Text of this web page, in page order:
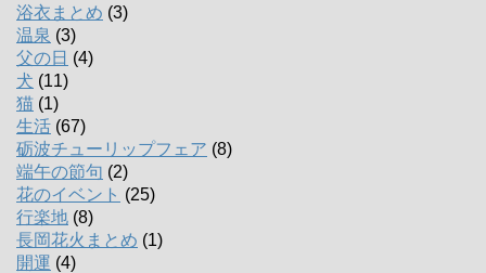
浴衣まとめ (3)
温泉 (3)
父の日 (4)
犬 (11)
猫 (1)
生活 (67)
砺波チューリップフェア (8)
端午の節句 (2)
花のイベント (25)
行楽地 (8)
長岡花火まとめ (1)
開運 (4)